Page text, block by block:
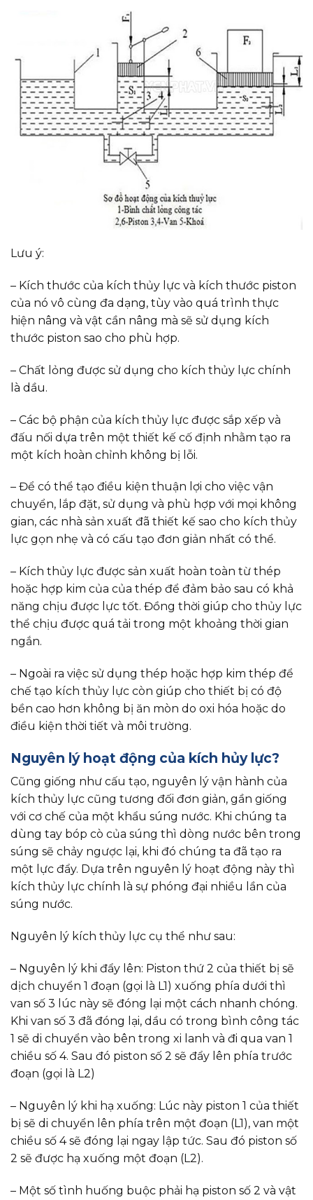
Lưu ý:
– Kích thước của kích thủy lực và kích thước piston
của nó vô cùng đa dạng, tùy vào quá trình thực
hiện nâng và vật cần nâng mà sẽ sử dụng kích
thước piston sao cho phù hợp.
– Chất lỏng được sử dụng cho kích thủy lực chính
là dầu.
– Các bộ phận của kích thủy lực được sắp xếp và
đấu nối dựa trên một thiết kế cố định nhằm tạo ra
một kích hoàn chỉnh không bị lỗi.
– Để có thể tạo điều kiện thuận lợi cho việc vận
chuyển, lắp đặt, sử dụng và phù hợp với mọi không
gian, các nhà sản xuất đã thiết kế sao cho kích thủy
lực gọn nhẹ và có cấu tạo đơn giản nhất có thể.
– Kích thủy lực được sản xuất hoàn toàn từ thép
hoặc hợp kim của của thép để đảm bảo sau có khả
năng chịu được lực tốt. Đồng thời giúp cho thủy lực
thể chịu được quá tải trong một khoảng thời gian
ngắn.
– Ngoài ra việc sử dụng thép hoặc hợp kim thép để
chế tạo kích thủy lực còn giúp cho thiết bị có độ
bền cao hơn không bị ăn mòn do oxi hóa hoặc do
điều kiện thời tiết và môi trường.
Nguyên lý hoạt động của kích hủy lực?
Cũng giống như cấu tạo, nguyên lý vận hành của
kích thủy lực cũng tương đối đơn giản, gần giống
với cơ chế của một khẩu súng nước. Khi chúng ta
dùng tay bóp cò của súng thì dòng nước bên trong
súng sẽ chảy ngược lại, khi đó chúng ta đã tạo ra
một lực đẩy. Dựa trên nguyên lý hoạt động này thì
kích thủy lực chính là sự phóng đại nhiều lần của
súng nước.
Nguyên lý kích thủy lực cụ thể như sau:
– Nguyên lý khi đẩy lên: Piston thứ 2 của thiết bị sẽ
dịch chuyển 1 đoạn (gọi là L1) xuống phía dưới thì
van số 3 lúc này sẽ đóng lại một cách nhanh chóng.
Khi van số 3 đã đóng lại, dầu có trong bình công tác
1 sẽ di chuyển vào bên trong xi lanh và đi qua van 1
chiều số 4. Sau đó piston số 2 sẽ đẩy lên phía trước
đoạn (gọi là L2)
– Nguyên lý khi hạ xuống: Lúc này piston 1 của thiết
bị sẽ di chuyển lên phía trên một đoạn (L1), van một
chiều số 4 sẽ đóng lại ngay lập tức. Sau đó piston số
2 sẽ được hạ xuống một đoạn (L2).
– Một số tình huống buộc phải hạ piston số 2 và vật